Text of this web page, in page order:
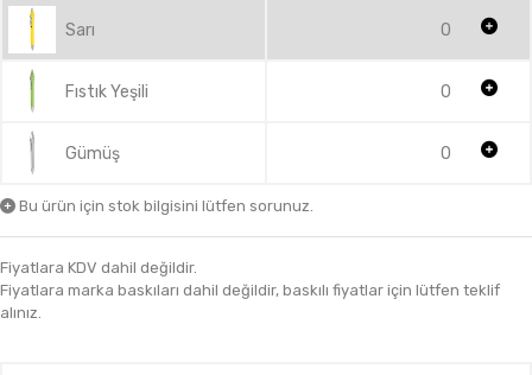
Sarı 0
Fıstık Yeşili 0
Gümüş 0
Bu ürün için stok bilgisini lütfen sorunuz.
Fiyatlara KDV dahil değildir.
Fiyatlara marka baskıları dahil değildir, baskılı fiyatlar için lütfen teklif
alınız.